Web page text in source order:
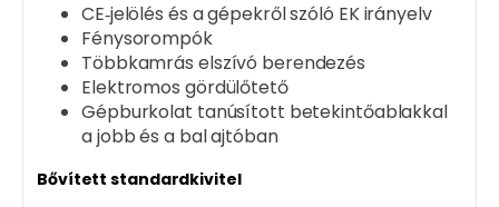
CE‑jelölés és a gépekről szóló EK irányelv
Fénysorompók
Többkamrás elszívó berendezés
Elektromos gördülőtető
Gépburkolat tanúsított betekintőablakkal
a jobb és a bal ajtóban
Bővített standardkivitel